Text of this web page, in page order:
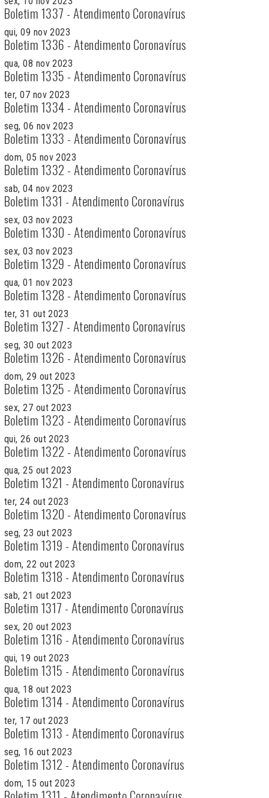
Boletim 1337 - Atendimento Coronavírus
qui, 09 nov 2023
Boletim 1336 - Atendimento Coronavírus
qua, 08 nov 2023
Boletim 1335 - Atendimento Coronavírus
ter, 07 nov 2023
Boletim 1334 - Atendimento Coronavírus
seg, 06 nov 2023
Boletim 1333 - Atendimento Coronavírus
dom, 05 nov 2023
Boletim 1332 - Atendimento Coronavírus
sab, 04 nov 2023
Boletim 1331 - Atendimento Coronavírus
sex, 03 nov 2023
Boletim 1330 - Atendimento Coronavírus
sex, 03 nov 2023
Boletim 1329 - Atendimento Coronavírus
qua, 01 nov 2023
Boletim 1328 - Atendimento Coronavírus
ter, 31 out 2023
Boletim 1327 - Atendimento Coronavírus
seg, 30 out 2023
Boletim 1326 - Atendimento Coronavírus
dom, 29 out 2023
Boletim 1325 - Atendimento Coronavírus
sex, 27 out 2023
Boletim 1323 - Atendimento Coronavírus
qui, 26 out 2023
Boletim 1322 - Atendimento Coronavírus
qua, 25 out 2023
Boletim 1321 - Atendimento Coronavírus
ter, 24 out 2023
Boletim 1320 - Atendimento Coronavírus
seg, 23 out 2023
Boletim 1319 - Atendimento Coronavírus
dom, 22 out 2023
Boletim 1318 - Atendimento Coronavírus
sab, 21 out 2023
Boletim 1317 - Atendimento Coronavírus
sex, 20 out 2023
Boletim 1316 - Atendimento Coronavírus
qui, 19 out 2023
Boletim 1315 - Atendimento Coronavírus
qua, 18 out 2023
Boletim 1314 - Atendimento Coronavírus
ter, 17 out 2023
Boletim 1313 - Atendimento Coronavírus
seg, 16 out 2023
Boletim 1312 - Atendimento Coronavírus
dom, 15 out 2023